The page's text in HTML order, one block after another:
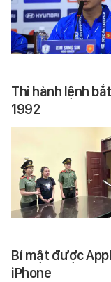
Thi hành lệnh
1992
Bí mật được
iPhone